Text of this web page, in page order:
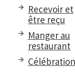
Recevoir et
être reçu
Manger au
restaurant